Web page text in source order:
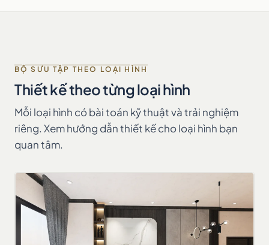
BỘ SƯU TẬP THEO LOẠI HÌNH
Thiết kế theo từng loại hình
Mỗi loại hình có bài toán kỹ thuật và trải nghiệm
riêng. Xem hướng dẫn thiết kế cho loại hình bạn
quan tâm.